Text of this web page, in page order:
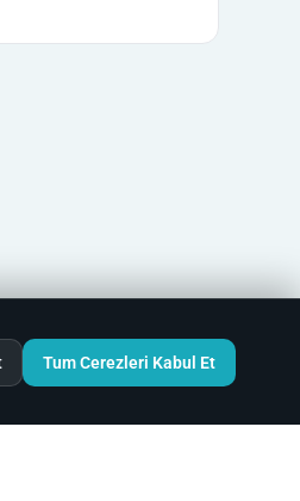
Tum Cerezleri Kabul Et